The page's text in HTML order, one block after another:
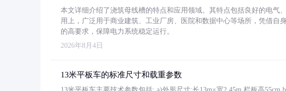
本文详细介绍了浇筑母线槽的特点和应用领域。其特点包括良好的电气
用上，广泛用于商业建筑、工业厂房、医院和数据中心等场所，凭借自
的高要求，保障电力系统稳定运行。
2026年8月4日
13米平板车的标准尺寸和载重参数